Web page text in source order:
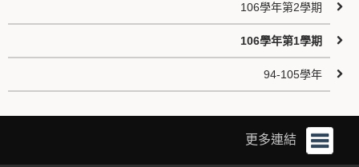
106學年第2學期
106學年第1學期
94-105學年
更多連結